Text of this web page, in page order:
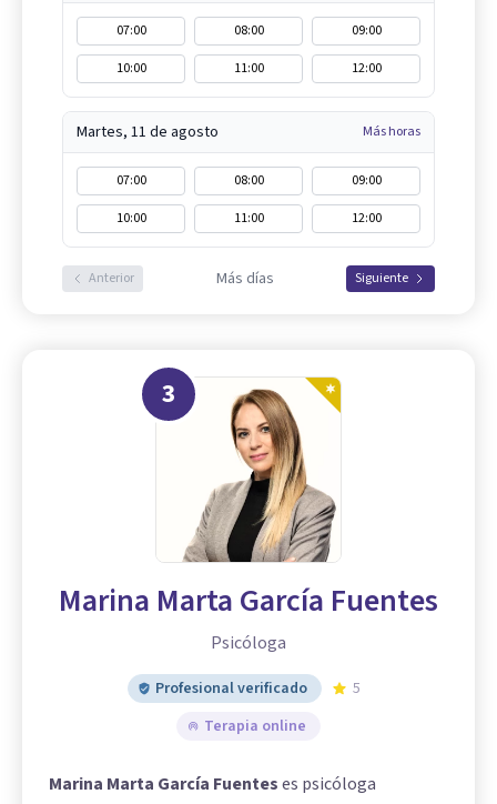
07:00 08:00
09:00
10:00
11:00 12:00
Martes, 11 de agosto Más horas
07:00 08:00
09:00
10:00
11:00 12:00
Anterior Más días Siguiente
3
Marina Marta García Fuentes
Psicóloga
Profesional verificado
5
Terapia online
Marina Marta García Fuenteses psicóloga